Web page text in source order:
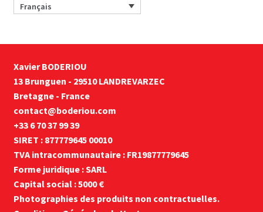
Français
Xavier BODERIOU
13 Brunguen - 29510 LANDREVARZEC
Bretagne - France
contact@boderiou.com
+33 6 70 37 99 39
SIRET : 877779645 00010
TVA intracommunautaire : FR19877779645
Forme juridique : SARL
Capital social : 5000 €
Photographies des produits non contractuelles.